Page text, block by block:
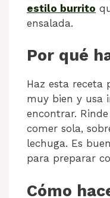
estilo burrito
ensalada.
Por qué
Haz esta receta
muy bien y usa
encontrar.
comer sola,
lechuga. Es
para preparar
Cómo